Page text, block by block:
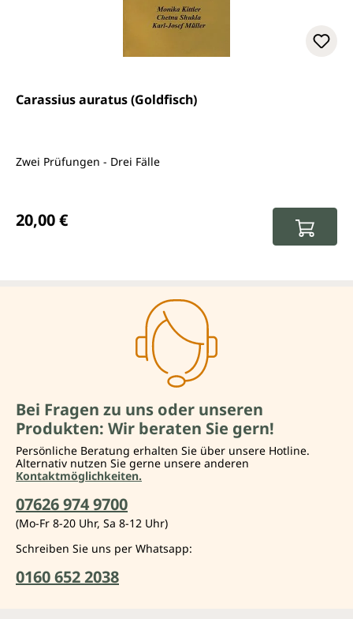
Carassius auratus (Goldfisch)
Zwei Prüfungen - Drei Fälle
20,00 €
Bei Fragen zu uns oder unseren
Produkten: Wir beraten Sie gern!
Persönliche Beratung erhalten Sie über unsere Hotline.
Alternativ nutzen Sie gerne unsere anderen
Kontaktmöglichkeiten.
07626 974 9700
(Mo-Fr 8-20 Uhr, Sa 8-12 Uhr)
Schreiben Sie uns per Whatsapp:
0160 652 2038